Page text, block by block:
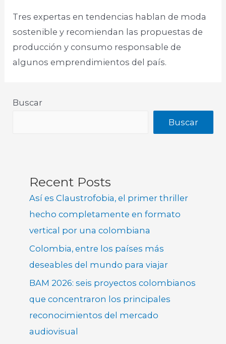
Tres expertas en tendencias hablan de moda
sostenible y recomiendan las propuestas de
producción y consumo responsable de
algunos emprendimientos del país.
Buscar
Buscar
Recent Posts
Así es Claustrofobia, el primer thriller
hecho completamente en formato
vertical por una colombiana
Colombia, entre los países más
deseables del mundo para viajar
BAM 2026: seis proyectos colombianos
que concentraron los principales
reconocimientos del mercado
audiovisual